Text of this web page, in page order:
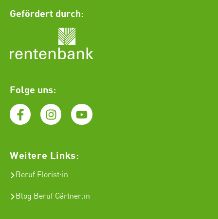
Gefördert durch:
Folge uns:
Weitere Links:
Beruf Florist:in
Blog Beruf Gärtner:in